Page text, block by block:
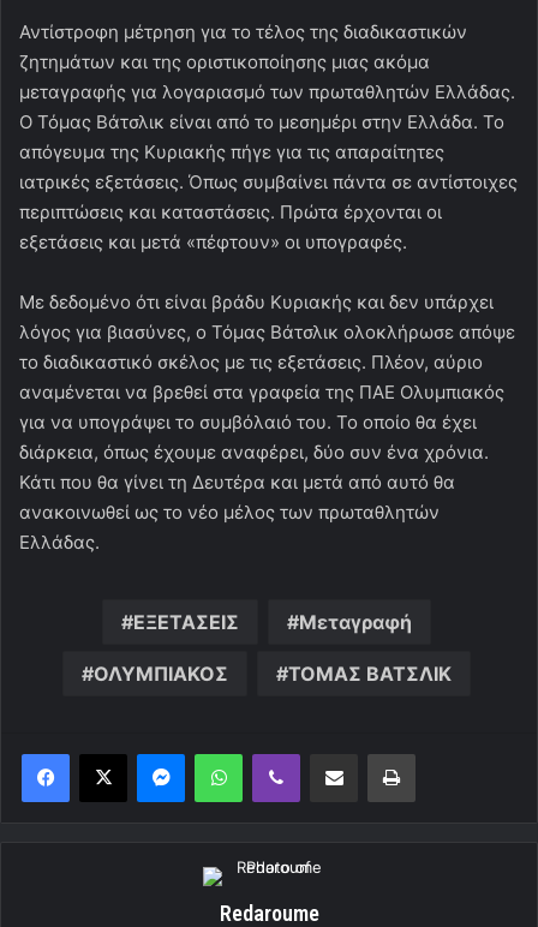
Αντίστροφη μέτρηση για το τέλος της διαδικαστικών
ζητημάτων και της οριστικοποίησης μιας ακόμα
μεταγραφής για λογαριασμό των πρωταθλητών Ελλάδας.
Ο Τόμας Βάτσλικ είναι από το μεσημέρι στην Ελλάδα. Το
απόγευμα της Κυριακής πήγε για τις απαραίτητες
ιατρικές εξετάσεις. Όπως συμβαίνει πάντα σε αντίστοιχες
περιπτώσεις και καταστάσεις. Πρώτα έρχονται οι
εξετάσεις και μετά «πέφτουν» οι υπογραφές.
Με δεδομένο ότι είναι βράδυ Κυριακής και δεν υπάρχει
λόγος για βιασύνες, ο Τόμας Βάτσλικ ολοκλήρωσε απόψε
το διαδικαστικό σκέλος με τις εξετάσεις. Πλέον, αύριο
αναμένεται να βρεθεί στα γραφεία της ΠΑΕ Ολυμπιακός
για να υπογράψει το συμβόλαιό του. Το οποίο θα έχει
διάρκεια, όπως έχουμε αναφέρει, δύο συν ένα χρόνια.
Κάτι που θα γίνει τη Δευτέρα και μετά από αυτό θα
ανακοινωθεί ως το νέο μέλος των πρωταθλητών
Ελλάδας.
ΕΞΕΤΑΣΕΙΣ Μεταγραφή
ΟΛΥΜΠΙΑΚΟΣ ΤΟΜΑΣ ΒΑΤΣΛΙΚ
MessengerWhatsAppViber Κοινοποίηση μέσω ηλεκτρονικού ταχυδρομείουΕκτύπωση
Redaroume